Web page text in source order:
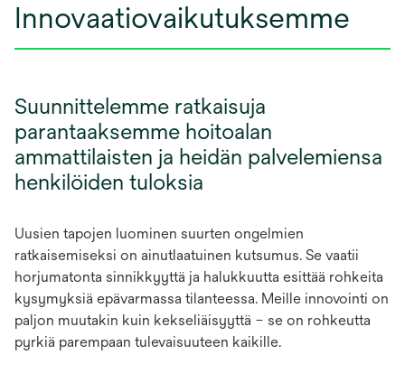
Innovaatiovaikutuksemme
Suunnittelemme ratkaisuja
parantaaksemme hoitoalan
ammattilaisten ja heidän palvelemiensa
henkilöiden tuloksia
Uusien tapojen luominen suurten ongelmien
ratkaisemiseksi on ainutlaatuinen kutsumus. Se vaatii
horjumatonta sinnikkyyttä ja halukkuutta esittää rohkeita
kysymyksiä epävarmassa tilanteessa. Meille innovointi on
paljon muutakin kuin kekseliäisyyttä – se on rohkeutta
pyrkiä parempaan tulevaisuuteen kaikille.